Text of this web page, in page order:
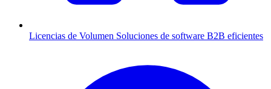
Licencias de Volumen Soluciones de software B2B eficientes